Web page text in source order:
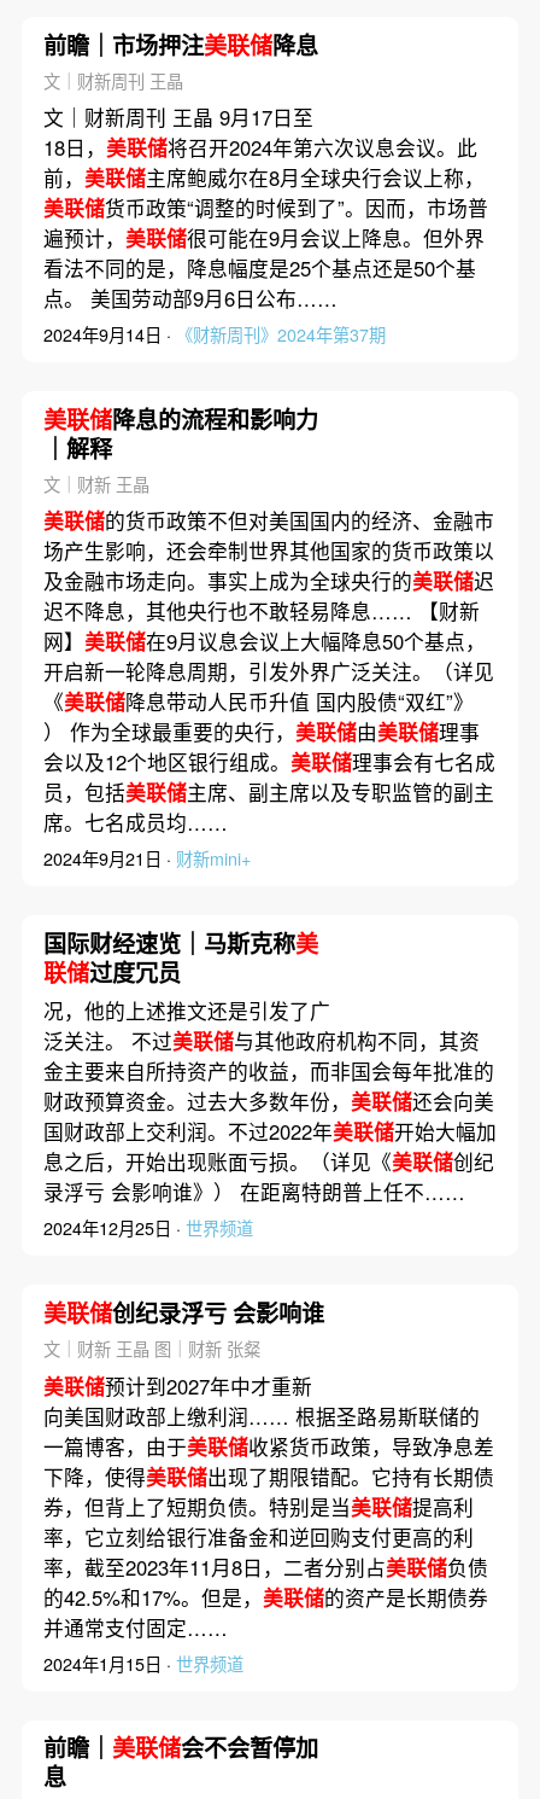
前瞻｜市场押注美联储降息
文｜财新周刊 王晶
文｜财新周刊 王晶 9月17日至
18日， 美联储将召开2024年第六次议息会议。此
前， 美联储主席鲍威尔在8月全球央行会议上称，
美联储货币政策“调整的时候到了”。因而，市场普
遍预计， 美联储很可能在9月会议上降息。但外界
看法不同的是，降息幅度是25个基点还是50个基
点。 美国劳动部9月6日公布……
2024年9月14日 · 《财新周刊》2024年第37期
美联储降息的流程和影响力
｜解释
文｜财新 王晶
美联储的货币政策不但对美国国内的经济、金融市
场产生影响，还会牵制世界其他国家的货币政策以
及金融市场走向。事实上成为全球央行的美联储迟
迟不降息，其他央行也不敢轻易降息…… 【财新
网】 美联储在9月议息会议上大幅降息50个基点，
开启新一轮降息周期，引发外界广泛关注。（详见
《美联储降息带动人民币升值 国内股债“双红”》
） 作为全球最重要的央行， 美联储由美联储理事
会以及12个地区银行组成。 美联储理事会有七名成
员，包括美联储主席、副主席以及专职监管的副主
席。七名成员均……
2024年9月21日 · 财新mini+
国际财经速览｜马斯克称美
联储过度冗员
况，他的上述推文还是引发了广
泛关注。 不过美联储与其他政府机构不同，其资
金主要来自所持资产的收益，而非国会每年批准的
财政预算资金。过去大多数年份， 美联储还会向美
国财政部上交利润。不过2022年美联储开始大幅加
息之后，开始出现账面亏损。（详见《美联储创纪
录浮亏 会影响谁》） 在距离特朗普上任不……
2024年12月25日 · 世界频道
美联储创纪录浮亏 会影响谁
文｜财新 王晶 图｜财新 张粲
美联储预计到2027年中才重新
向美国财政部上缴利润…… 根据圣路易斯联储的
一篇博客，由于美联储收紧货币政策，导致净息差
下降，使得美联储出现了期限错配。它持有长期债
券，但背上了短期负债。特别是当美联储提高利
率，它立刻给银行准备金和逆回购支付更高的利
率，截至2023年11月8日，二者分别占美联储负债
的42.5%和17%。但是， 美联储的资产是长期债券
并通常支付固定……
2024年1月15日 · 世界频道
前瞻｜ 美联储会不会暂停加
息